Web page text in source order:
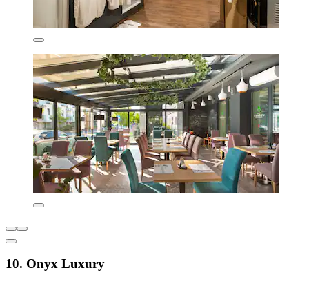
10. Onyx Luxury